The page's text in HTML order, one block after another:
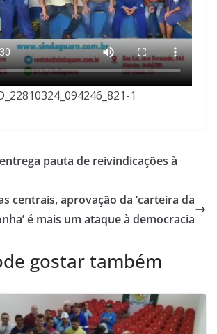
1
pauta de reivindicações à
centrais, aprovação da ‘carteira da
é mais um ataque à democracia
gostar também